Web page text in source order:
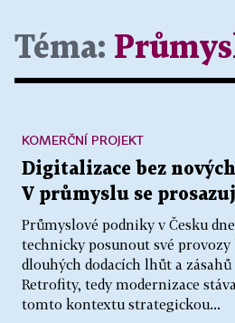
Téma:
Digitalizace bez
V průmyslu se
Průmyslové podniky v Česku
technicky posunout své provozy
dlouhých dodacích lhůt a zásahů
Retrofity, tedy modernizace
tomto kontextu strategickou...
KOMERČNÍ PROJEKT